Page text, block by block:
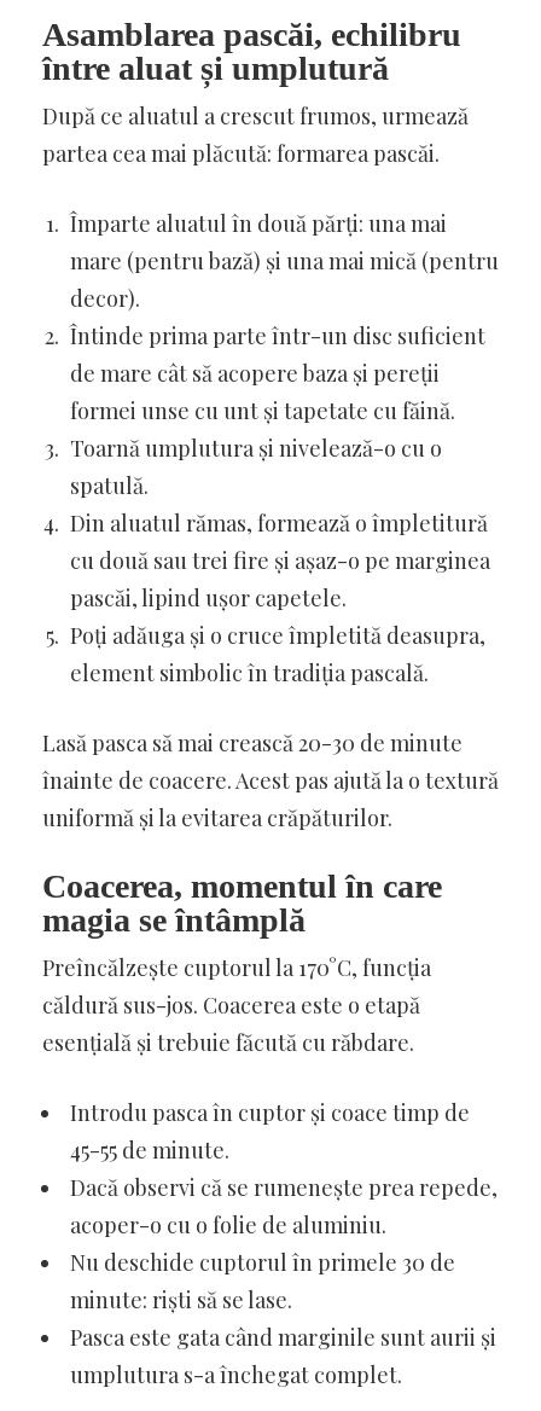
Asamblarea pascăi, echilibru
între aluat și umplutură
După ce aluatul a crescut frumos, urmează
partea cea mai plăcută: formarea pascăi.
Împarte aluatul în două părți: una mai
mare (pentru bază) și una mai mică (pentru
decor).
Întinde prima parte într-un disc suficient
de mare cât să acopere baza și pereții
formei unse cu unt și tapetate cu făină.
Toarnă umplutura și nivelează-o cu o
spatulă.
Din aluatul rămas, formează o împletitură
cu două sau trei fire și așaz-o pe marginea
pascăi, lipind ușor capetele.
Poți adăuga și o cruce împletită deasupra,
element simbolic în tradiția pascală.
Lasă pasca să mai crească 20-30 de minute
înainte de coacere. Acest pas ajută la o textură
uniformă și la evitarea crăpăturilor.
Coacerea, momentul în care
magia se întâmplă
Preîncălzește cuptorul la 170°C, funcția
căldură sus-jos. Coacerea este o etapă
esențială și trebuie făcută cu răbdare.
Introdu pasca în cuptor și coace timp de
45-55 de minute.
Dacă observi că se rumenește prea repede,
acoper-o cu o folie de aluminiu.
Nu deschide cuptorul în primele 30 de
minute: riști să se lase.
Pasca este gata când marginile sunt aurii și
umplutura s-a închegat complet.